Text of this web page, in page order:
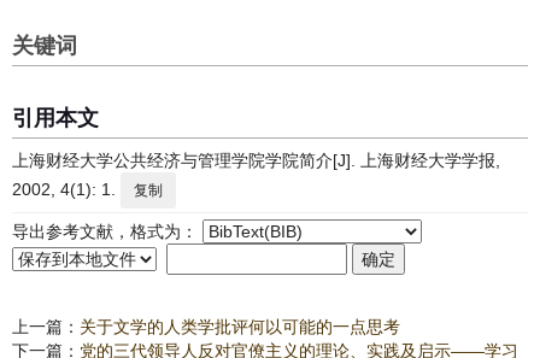
关键词
引用本文
上海财经大学公共经济与管理学院学院简介[J]. 上海财经大学学报,
2002, 4(1): 1.
复制
导出参考文献，格式为：
上一篇： 关于文学的人类学批评何以可能的一点思考
下一篇： 党的三代领导人反对官僚主义的理论、实践及启示——学习